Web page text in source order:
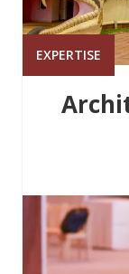
EXPERTISE